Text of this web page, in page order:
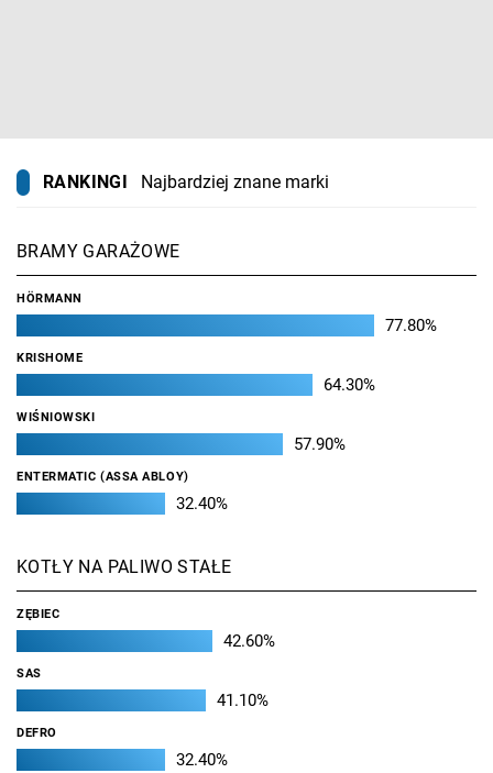
RANKINGI Najbardziej znane marki
BRAMY GARAŻOWE
HÖRMANN
77.80%
KRISHOME
64.30%
WIŚNIOWSKI
57.90%
ENTERMATIC (ASSA ABLOY)
32.40%
KOTŁY NA PALIWO STAŁE
ZĘBIEC
42.60%
SAS
41.10%
DEFRO
32.40%